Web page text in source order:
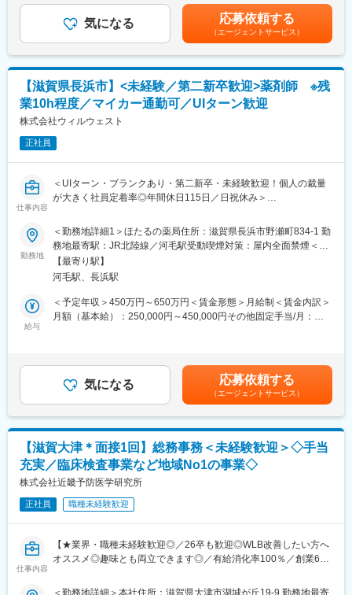
■当社について：
保険薬局だけでなく、有料老人ホームや訪問看護ステーションな
どを運営する、医療・介護・福祉の3本のビジネスの柱を持つ「健
働くことができます。
また、当社は次世代の薬局のあるべき形を見据えて、20年以上前
から在宅医療に取り組んでおり、今後の超高齢社会に対してもビ
ジネスとして十分な準備ができている会社です。
■やりがいは地域貢献：
地元に根づいた薬局を運営しているため、地元の患者様に多くご
利用をいただいている環境です。患者様対応や薬剤師サポートを
通じ、「ありがとう」の言葉をもらえることがやりがいです。地
域から多くの「ありがとう」を一緒に集めましょう
■ライフステージの変化があっても安心して働ける会社：
・当社の社員が転職活動をしなくていい環境を作る。そんな思い
から、様々な福利厚生や待遇をご用意しています。仕事もプライ
ベートも充実できる環境を作った結果、新卒3年定着率95.5％とな
変更の範囲：会社の定める業務
回（6月）■賞与：年2回（7月／12月）■決算賞与あり（業績によ
り3月に支給）■研修認定薬剤師手当：5,000円賃金はあくまでも
目安の金額であり、選考を通じて上下する可能性があります。月
給(月額)は固定手当を含めた表記です。
気になる 応募依頼する
（エージェントサービス）
【滋賀県長浜市】<未経験／第二新卒歓迎>薬剤師 ※残
業10h程度／マイカー通勤可／UIターン歓迎
株式会社ウィルウェスト
正社員
仕事内容
＜UIターン・ブランクあり・第二新卒・未経験歓迎！個人の裁量
が大きく社員定着率◎年間休日115日／日祝休み＞
店舗（薬局）内での薬剤師の業務をご担当いただきます。
・調剤業務全般（調剤・薬のお渡し）
・訪問薬剤管理指導／居宅療養管理指導
※エリア：長浜市及び、米原市一部。1日4～5件訪問。
・一般用医薬品の販売
・健康、介護相談など
・地域住民への啓発活動（薬剤師会取り組みに参加）
性3名。
・ほたるの薬局：5名在籍。年齢層30～40代。男性2名、女性3
▼ほたるの薬局上坂店
（1）月～金曜日：8:30～17:00 （2）土曜：8:30～13:00
※1ヶ月単位の変形労働時間制（1週間あたり平均労働時間40時
間）
▼本社（ほたるの薬局）
・（1）月・火・木・金曜：9:00～18:30 （2）水曜：9:00～
17:00 （3）土曜：9:00～13:00
※1ヶ月単位の変形労働時間制（1週間あたり平均労働時間40時
間）
勤務地
＜勤務地詳細1＞ほたるの薬局住所：滋賀県長浜市野瀬町834-1 勤
務地最寄駅：JR北陸線／河毛駅受動喫煙対策：屋内全面禁煙＜勤
務地詳細2＞ほたるの薬局上坂住所：滋賀県長浜市東上坂町１０１
０－２ 勤務地最寄駅：JR北陸線線／長浜駅駅受動喫煙対策：屋内
【最寄り駅】
河毛駅、長浜駅
給与
＜予定年収＞450万円～650万円＜賃金形態＞月給制＜賃金内訳＞
月額（基本給）：250,000円～450,000円その他固定手当/月：
50,000円■管理薬剤師手当：30,000円賃金はあくまでも目安の金
額であり、選考を通じて上下する可能性があります。月給(月額)は
固定手当を含めた表記です。
気になる 応募依頼する
（エージェントサービス）
【滋賀大津＊面接1回】総務事務＜未経験歓迎＞◇手当
充実／臨床検査事業など地域No1の事業◇
株式会社近畿予防医学研究所
正社員 職種未経験歓迎
仕事内容
【★業界・職種未経験歓迎◎／26卒も歓迎◎WLB改善したい方へ
オススメ◎趣味とも両立できます◎／有給消化率100％／創業60
＜勤務地詳細＞本社住所：滋賀県大津市湖城が丘19-9 勤務地最寄